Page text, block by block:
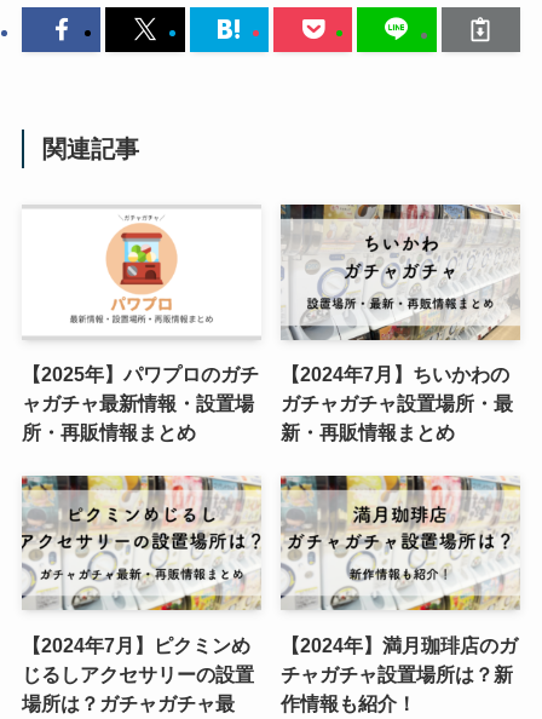
関連記事
【2025年】パワプロのガチ
ャガチャ最新情報・設置場
所・再販情報まとめ
【2024年7月】ちいかわの
ガチャガチャ設置場所・最
新・再販情報まとめ
【2024年7月】ピクミンめ
じるしアクセサリーの設置
場所は？ガチャガチャ最
【2024年】満月珈琲店のガ
チャガチャ設置場所は？新
作情報も紹介！